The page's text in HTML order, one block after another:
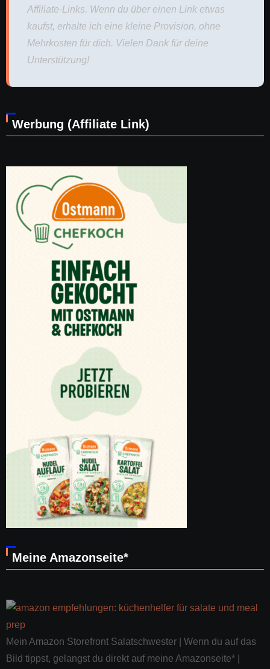
Affiliate-Links. Wenn du über einen Link etwas
kaufst, erhalte ich eine kleine Provision, ohne
Mehrkosten für dich. Vielen Dank für deine
Unterstützung!
Werbung (Affiliate Link)
Meine Amazonseite*
Mein Amazon Storefront Salatschwester | Wenn du auf das
Bild tippst, gelangst du direkt auf meine Amazonseite* |